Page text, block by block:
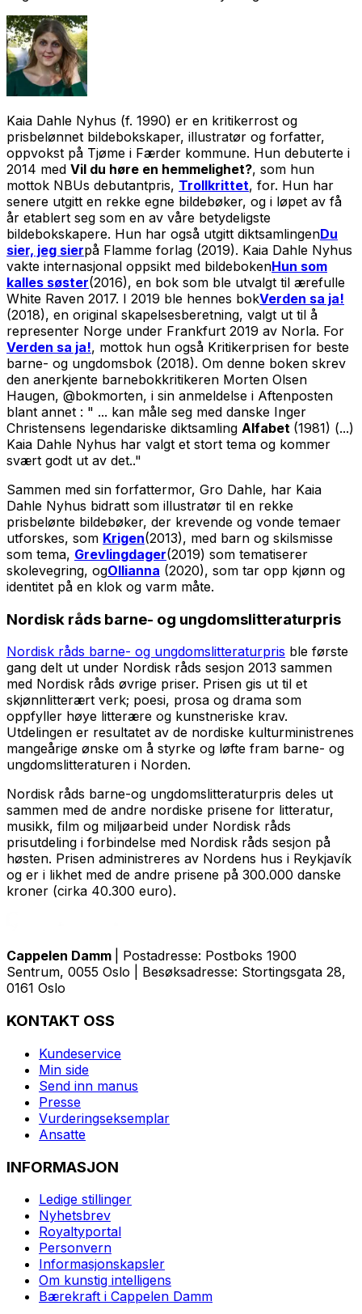
Kaia Dahle Nyhus (f. 1990) er en kritikerrost og
prisbelønnet bildebokskaper, illustratør og forfatter,
oppvokst på Tjøme i Færder kommune. Hun debuterte i
2014 med Vil du høre en hemmelighet?, som hun
mottok NBUs debutantpris, Trollkrittet, for. Hun har
senere utgitt en rekke egne bildebøker, og i løpet av få
år etablert seg som en av våre betydeligste
bildebokskapere. Hun har også utgitt diktsamlingenDu
sier, jeg sierpå Flamme forlag (2019). Kaia Dahle Nyhus
vakte internasjonal oppsikt med bildebokenHun som
kalles søster(2016), en bok som ble utvalgt til ærefulle
White Raven 2017. I 2019 ble hennes bokVerden sa ja!
(2018), en original skapelsesberetning, valgt ut til å
representer Norge under Frankfurt 2019 av Norla. For
Verden sa ja!, mottok hun også Kritikerprisen for beste
barne- og ungdomsbok (2018). Om denne boken skrev
den anerkjente barnebokkritikeren Morten Olsen
Haugen, @bokmorten, i sin anmeldelse i Aftenposten
blant annet : " ... kan måle seg med danske Inger
Christensens legendariske diktsamling Alfabet (1981) (...)
Kaia Dahle Nyhus har valgt et stort tema og kommer
svært godt ut av det.."
Sammen med sin forfattermor, Gro Dahle, har Kaia
Dahle Nyhus bidratt som illustratør til en rekke
prisbelønte bildebøker, der krevende og vonde temaer
utforskes, som Krigen(2013), med barn og skilsmisse
som tema, Grevlingdager(2019) som tematiserer
skolevegring, ogOllianna (2020), som tar opp kjønn og
identitet på en klok og varm måte.
Nordisk råds barne- og ungdomslitteraturpris
Nordisk råds barne- og ungdomslitteraturpris ble første
gang delt ut under Nordisk råds sesjon 2013 sammen
med Nordisk råds øvrige priser. Prisen gis ut til et
skjønnlitterært verk; poesi, prosa og drama som
oppfyller høye litterære og kunstneriske krav.
Utdelingen er resultatet av de nordiske kulturministrenes
mangeårige ønske om å styrke og løfte fram barne- og
ungdomslitteraturen i Norden.
Nordisk råds barne-og ungdomslitteraturpris deles ut
sammen med de andre nordiske prisene for litteratur,
musikk, film og miljøarbeid under Nordisk råds
prisutdeling i forbindelse med Nordisk råds sesjon på
høsten. Prisen administreres av Nordens hus i Reykjavík
og er i likhet med de andre prisene på 300.000 danske
kroner (cirka 40.300 euro).
Cappelen Damm
| Postadresse: Postboks 1900
Sentrum, 0055 Oslo | Besøksadresse: Stortingsgata 28,
0161 Oslo
KONTAKT OSS
Kundeservice
Min side
Send inn manus
Presse
Vurderingseksemplar
Ansatte
INFORMASJON
Ledige stillinger
Nyhetsbrev
Royaltyportal
Personvern
Informasjonskapsler
Om kunstig intelligens
Bærekraft i Cappelen Damm